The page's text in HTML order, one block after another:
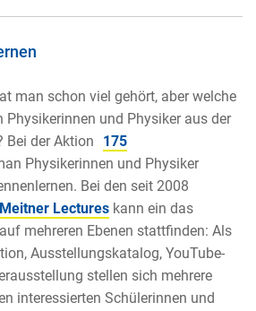
man schon viel gehört, aber welche
Physikerinnen und Physiker aus der
Bei der Aktion
175
Physikerinnen und Physiker
Bei den seit 2008
Lectures kann ein das
mehreren Ebenen stattfinden: Als
Ausstellungskatalog, YouTube-
stellen sich mehrere
interessierten Schülerinnen und